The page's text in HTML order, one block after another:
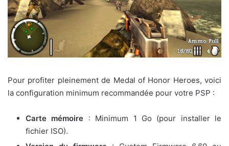
Pour profiter pleinement de Medal of Honor Heroes, voici
la configuration minimum recommandée pour votre PSP :
Carte mémoire : Minimum 1 Go (pour installer le
fichier ISO).